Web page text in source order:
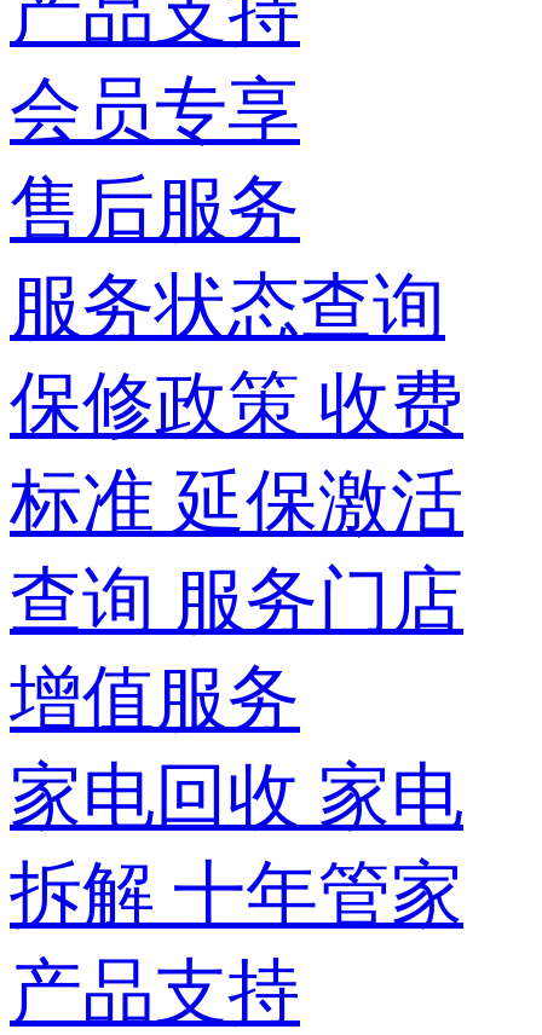
会员专享
售后服务
服务状态查询
保修政策 收费
标准 延保激活
查询 服务门店
增值服务
家电回收 家电
拆解 十年管家
产品支持